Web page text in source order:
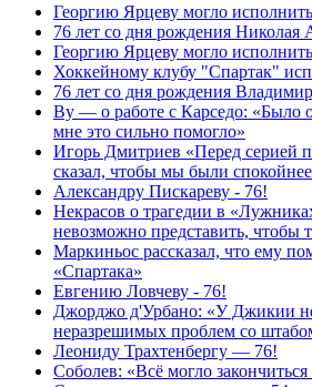
Георгию Ярцеву могло
76 лет со дня рождения Николая
Георгию Ярцеву могло
Хоккейному клубу "Спартак"
76 лет со дня рождения
Ву — о работе с Карседо: «Было
мне это сильно помогло»
Игорь Дмитриев «Перед серией
сказал, чтобы мы были
Александру Пискареву - 76!
Некрасов о трагедии в
невозможно представить, чтобы
Маркиньос рассказал, что ему
«Спартака»
Евгению Ловчеву - 76!
Джорджо д'Урбано: «У Джикии
неразрешимых проблем со
Леониду Трахтенбергу — 76!
Соболев: «Всё могло